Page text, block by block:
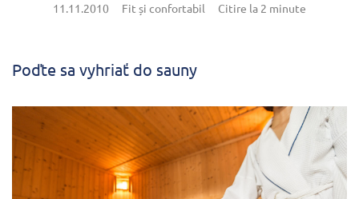
11.11.2010 Fit și confortabil Citire la 2 minute
Poďte sa vyhriať do sauny